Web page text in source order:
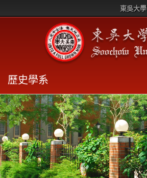
東吳大學
歷史學系